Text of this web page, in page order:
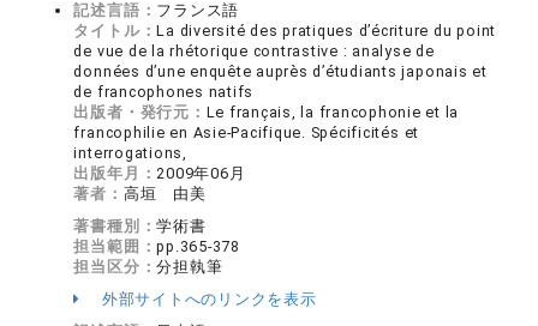
記述言語： フランス語
タイトル：La diversité des pratiques d’écriture du point
de vue de la rhétorique contrastive : analyse de
données d’une enquête auprès d’étudiants japonais et
de francophones natifs
出版者・発行元： Le français, la francophonie et la
francophilie en Asie-Pacifique. Spécificités et
interrogations,
出版年月：2009年06月
著者： 高垣 由美
著書種別：学術書
担当範囲：pp.365-378
担当区分：分担執筆
外部サイトへのリンクを表示